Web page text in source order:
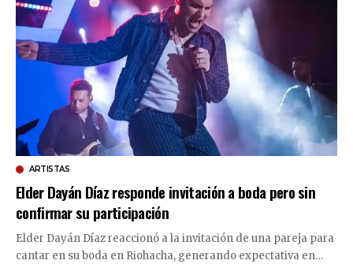
ARTISTAS
Elder Dayán Díaz responde invitación a boda pero sin
confirmar su participación
Elder Dayán Díaz reaccionó a la invitación de una pareja para
cantar en su boda en Riohacha, generando expectativa en…